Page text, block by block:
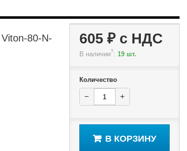
80-N-
605 ₽с НДС
В наличии?: 19 шт.
Количество
− +
В КОРЗИНУ